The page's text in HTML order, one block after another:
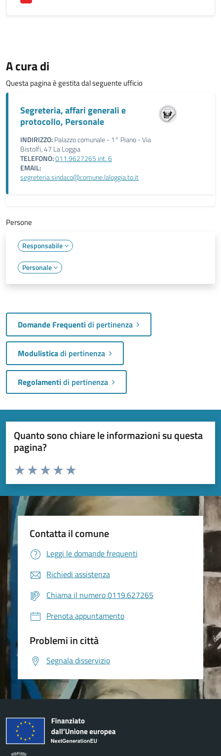
A cura di
Questa pagina è gestita dal seguente ufficio
Segreteria, affari generali e
protocollo, Personale
INDIRIZZO:Palazzo comunale - 1° Piano - Via
Bistolfi, 47 La Loggia
TELEFONO:011.9627265 int. 6
EMAIL:
segreteria.sindaco@comune.laloggia.to.it
Persone
Responsabile
Personale
Domande Frequentidi pertinenza
Modulisticadi pertinenza
Regolamentidi pertinenza
Quanto sono chiare le informazioni su questa
pagina?
Valuta da 1 a 5 stelle la pagina
Valuta 5 stelle su 5
Valuta 4 stelle su 5
Valuta 3 stelle su 5
Valuta 2 stelle su 5
Valuta 1 stelle su 5
Contatta il comune
Leggi le domande frequenti
Richiedi assistenza
Chiama il numero 0119.627265
Prenota appuntamento
Problemi in città
Segnala disservizio